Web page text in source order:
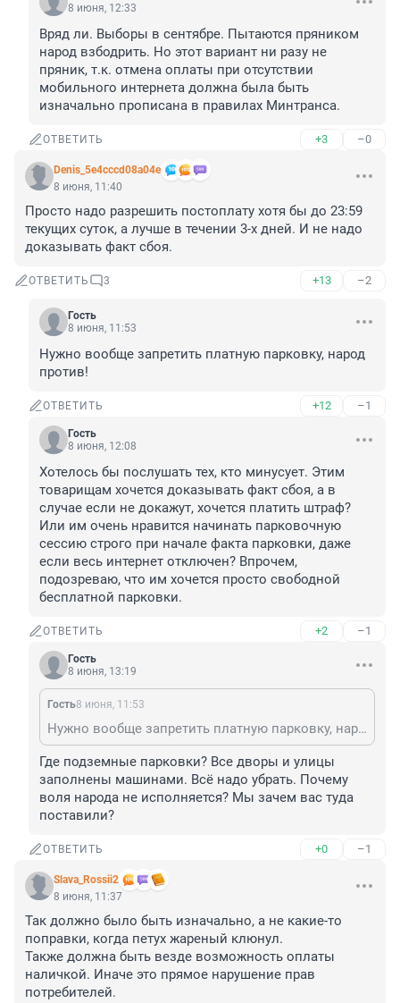
8 июня, 12:33
Вряд ли. Выборы в сентябре. Пытаются пряником
народ взбодрить. Но этот вариант ни разу не
пряник, т.к. отмена оплаты при отсутствии
мобильного интернета должна была быть
изначально прописана в правилах Минтранса.
ОТВЕТИТЬ +3 –0
Denis_5e4cccd08a04e
8 июня, 11:40
Просто надо разрешить постоплату хотя бы до 23:59
текущих суток, а лучше в течении 3-х дней. И не надо
доказывать факт сбоя.
ОТВЕТИТЬ 3 +13 –2
Гость
8 июня, 11:53
Нужно вообще запретить платную парковку, народ
против!
ОТВЕТИТЬ +12 –1
Гость
8 июня, 12:08
Хотелось бы послушать тех, кто минусует. Этим
товарищам хочется доказывать факт сбоя, а в
случае если не докажут, хочется платить штраф?
Или им очень нравится начинать парковочную
сессию строго при начале факта парковки, даже
если весь интернет отключен? Впрочем,
подозреваю, что им хочется просто свободной
бесплатной парковки.
ОТВЕТИТЬ +2 –1
Гость
8 июня, 13:19
Гость8 июня, 11:53
Нужно вообще запретить платную парковку, народ против!
Где подземные парковки? Все дворы и улицы
заполнены машинами. Всё надо убрать. Почему
воля народа не исполняется? Мы зачем вас туда
поставили?
ОТВЕТИТЬ +0 –1
Slava_Rossii2
8 июня, 11:37
Так должно было быть изначально, а не какие-то
поправки, когда петух жареный клюнул.
Также должна быть везде возможность оплаты
наличкой. Иначе это прямое нарушение прав
потребителей.